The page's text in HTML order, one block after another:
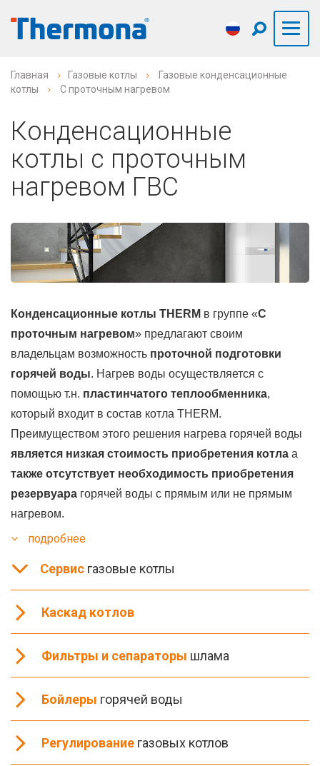
Главная Газовые котлы
Газовые конденсационные
котлы
С проточным нагревом
Конденсационные
котлы с проточным
нагревом ГВС
Конденсационные котлы THERM в группе «С
проточным нагревом» предлагают своим
владельцам возможность проточной подготовки
горячей воды. Нагрев воды осуществляется с
помощью т.н. пластинчатого теплообменника,
который входит в состав котла THERM.
Преимуществом этого решения нагрева горячей воды
является низкая стоимость приобретения котла а
также отсутствует необходимость приобретения
резервуара горячей воды с прямым или не прямым
нагревом.
подробнее
Сервис газовые котлы
Каскад котлов
Фильтры и сепараторы шлама
Бойлеры горячей воды
Регулирование газовых котлов